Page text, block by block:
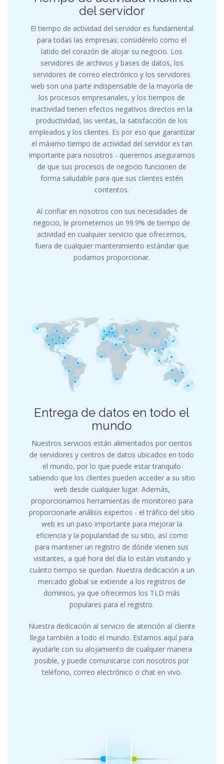
del servidor
El tiempo de actividad del servidor es fundamental
para todas las empresas: considérelo como el
latido del corazón de alojar su negocio. Los
servidores de archivos y bases de datos, los
servidores de correo electrónico y los servidores
web son una parte indispensable de la mayoría de
los procesos empresariales, y los tiempos de
inactividad tienen efectos negativos directos en la
productividad, las ventas, la satisfacción de los
empleados y los clientes. Es por eso que garantizar
el máximo tiempo de actividad del servidor es tan
importante para nosotros - queremos asegurarnos
de que sus procesos de negocio funcionen de
forma saludable para que sus clientes estén
contentos.
Al confiar en nosotros con sus necesidades de
negocio, le prometemos un 99.9% de tiempo de
actividad en cualquier servicio que ofrecemos,
fuera de cualquier mantenimiento estándar que
podamos proporcionar.
Entrega de datos en todo el
mundo
Nuestros servicios están alimentados por cientos
de servidores y centros de datos ubicados en todo
el mundo, por lo que puede estar tranquilo
sabiendo que los clientes pueden acceder a su sitio
web desde cualquier lugar. Además,
proporcionamos herramientas de monitoreo para
proporcionarle análisis expertos - el tráfico del sitio
web es un paso importante para mejorar la
eficiencia y la popularidad de su sitio, así como
para mantener un registro de dónde vienen sus
visitantes, a qué hora del día lo están visitando y
cuánto tiempo se quedan. Nuestra dedicación a un
mercado global se extiende a los registros de
dominios, ya que ofrecemos los TLD más
populares para el registro.
Nuestra dedicación al servicio de atención al cliente
llega también a todo el mundo. Estamos aquí para
ayudarle con su alojamiento de cualquier manera
posible, y puede comunicarse con nosotros por
teléfono, correo electrónico o chat en vivo.